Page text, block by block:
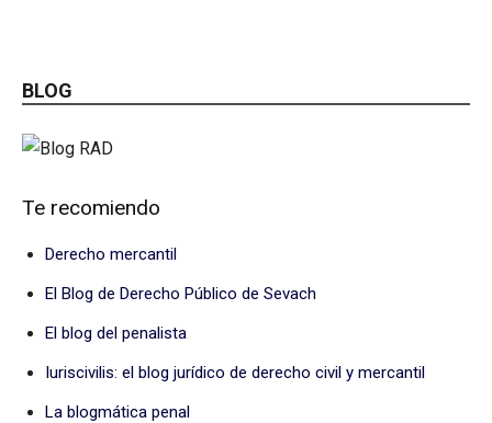
BLOG
Te recomiendo
Derecho mercantil
El Blog de Derecho Público de Sevach
El blog del penalista
Iuriscivilis: el blog jurídico de derecho civil y mercantil
La blogmática penal